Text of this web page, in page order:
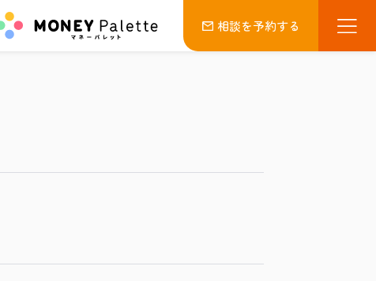
相談を予約する